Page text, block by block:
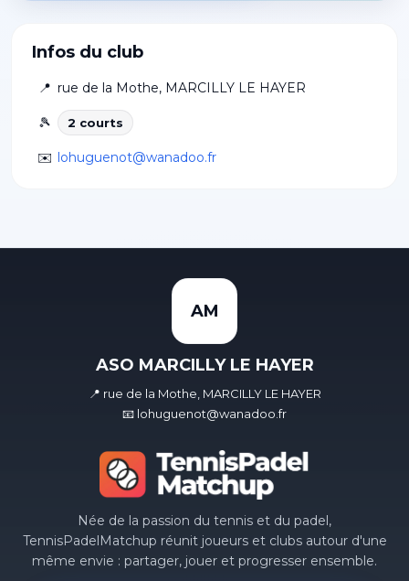
Infos du club
📍 rue de la Mothe, MARCILLY LE HAYER
🎾 2 courts
✉️ lohuguenot@wanadoo.fr
AM
ASO MARCILLY LE HAYER
📍 rue de la Mothe, MARCILLY LE HAYER
📧 lohuguenot@wanadoo.fr
Née de la passion du tennis et du padel,
TennisPadelMatchup réunit joueurs et clubs autour d'une
même envie : partager, jouer et progresser ensemble.